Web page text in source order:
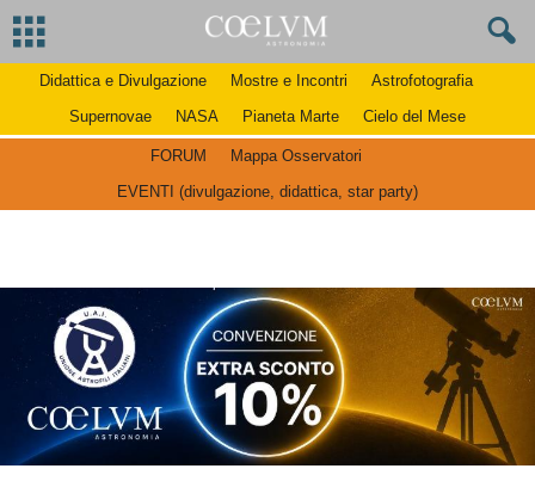
Didattica e Divulgazione Mostre e Incontri
Astrofotografia
Supernovae
NASA Pianeta Marte Cielo del Mese
FORUM
Mappa Osservatori
EVENTI (divulgazione, didattica, star party)